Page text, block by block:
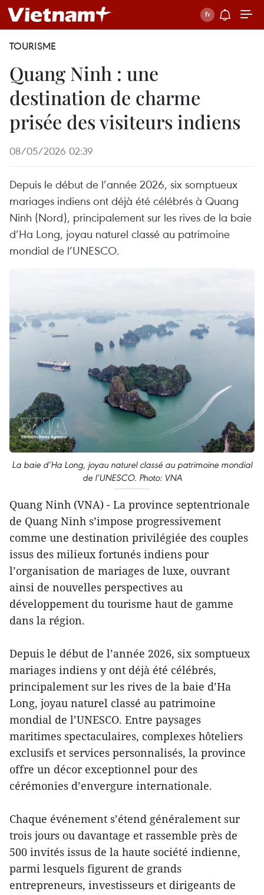
TOURISME
Quang Ninh : une
destination de charme
prisée des visiteurs indiens
08/05/2026 02:39
Depuis le début de l’année 2026, six somptueux
mariages indiens ont déjà été célébrés à Quang
Ninh (Nord), principalement sur les rives de la baie
d’Ha Long, joyau naturel classé au patrimoine
mondial de l’UNESCO.
La baie d’Ha Long, joyau naturel classé au patrimoine mondial
de l’UNESCO. Photo: VNA
Quang Ninh (VNA) - La province septentrionale
de Quang Ninh s’impose progressivement
comme une destination privilégiée des couples
issus des milieux fortunés indiens pour
l’organisation de mariages de luxe, ouvrant
ainsi de nouvelles perspectives au
développement du tourisme haut de gamme
dans la région.
Depuis le début de l’année 2026, six somptueux
mariages indiens y ont déjà été célébrés,
principalement sur les rives de la baie d’Ha
Long, joyau naturel classé au patrimoine
mondial de l’UNESCO. Entre paysages
maritimes spectaculaires, complexes hôteliers
exclusifs et services personnalisés, la province
offre un décor exceptionnel pour des
cérémonies d’envergure internationale.
Chaque événement s’étend généralement sur
trois jours ou davantage et rassemble près de
500 invités issus de la haute société indienne,
parmi lesquels figurent de grands
entrepreneurs, investisseurs et dirigeants de